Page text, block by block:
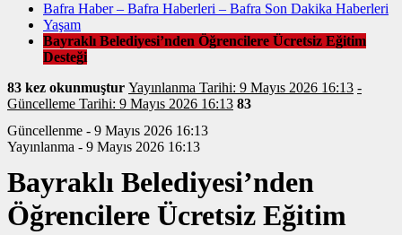
Bafra Haber – Bafra Haberleri – Bafra Son Dakika Haberleri
Yaşam
Bayraklı Belediyesi’nden Öğrencilere Ücretsiz Eğitim
Desteği
83 kez okunmuştur Yayınlanma Tarihi: 9 Mayıs 2026 16:13 -
Güncelleme Tarihi: 9 Mayıs 2026 16:13 83
Güncellenme - 9 Mayıs 2026 16:13
Yayınlanma - 9 Mayıs 2026 16:13
Bayraklı Belediyesi’nden
Öğrencilere Ücretsiz Eğitim